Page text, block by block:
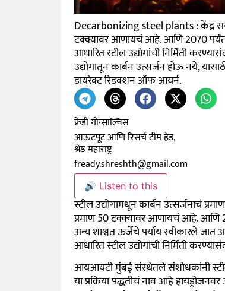
Decarbonizing steel plants : केंद्र
टक्क्यावर आणायचं आहे. आणि 2070 पर्यंत
आधारित स्टील उद्योगांची निर्मिती
उद्योगातून कार्बन उत्सर्जन होऊ नये,
डायरेक्ट रिडक्शन ऑफ आयर्न.
फ्रेडी गोन्साल्विस
आऊटपूट आणि रिसर्च टीम हेड,
श्रेष्ठ महाराष्ट्र
fready.shreshth@gmail.com
🔊 Listen to this
स्टील उद्योगामधून कार्बन उत्सर्जनाचं
प्रमाण 50 टक्क्यावर आणायचं आहे. आणि
अन्य शाश्वत ऊर्जेचे पर्याय स्वीकारले जात
आधारित स्टील उद्योगांची निर्मिती
आयआयटी मुंबई संस्थेतले संशोधकांनी
या प्रक्रिया पद्धतीचं नाव आहे